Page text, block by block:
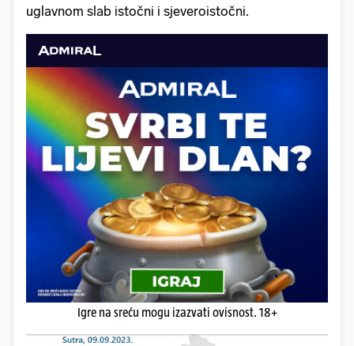
uglavnom slab istočni i sjeveroistočni.
Igre na sreću mogu izazvati ovisnost. 18+